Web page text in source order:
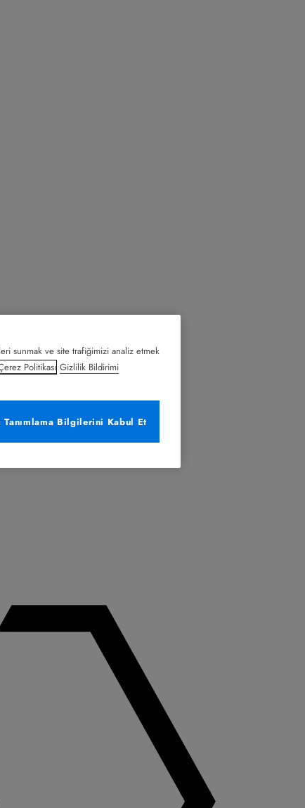
sunmak ve site trafiğimizi analiz etmek
Politikası Gizlilik Bildirimi
Tanımlama Bilgilerini Kabul Et